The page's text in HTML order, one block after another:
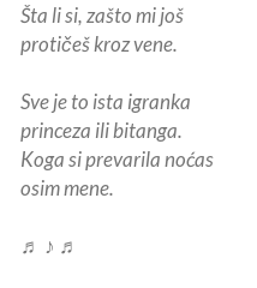
Šta li si, zašto mi još
protičeš kroz vene.
Sve je to ista igranka
princeza ili bitanga.
Koga si prevarila noćas
osim mene.
♬ ♪ ♬